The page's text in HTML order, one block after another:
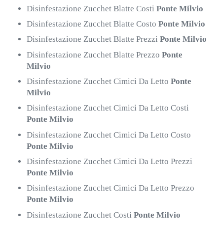
Disinfestazione Zucchet Blatte CostiPonte Milvio
Disinfestazione Zucchet Blatte CostoPonte Milvio
Disinfestazione Zucchet Blatte PrezziPonte Milvio
Disinfestazione Zucchet Blatte PrezzoPonte
Milvio
Disinfestazione Zucchet Cimici Da LettoPonte
Milvio
Disinfestazione Zucchet Cimici Da Letto Costi
Ponte Milvio
Disinfestazione Zucchet Cimici Da Letto Costo
Ponte Milvio
Disinfestazione Zucchet Cimici Da Letto Prezzi
Ponte Milvio
Disinfestazione Zucchet Cimici Da Letto Prezzo
Ponte Milvio
Disinfestazione Zucchet CostiPonte Milvio